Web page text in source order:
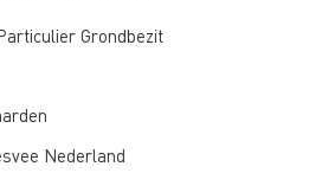
Grondbezit
Nederland